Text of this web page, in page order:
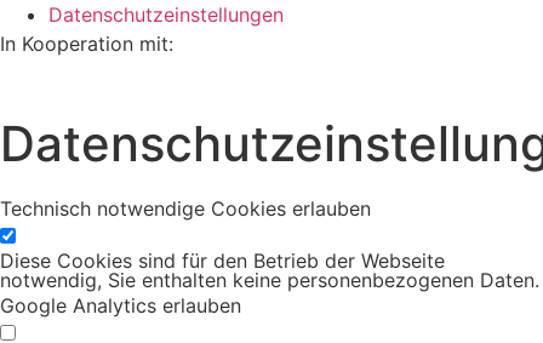
Datenschutzeinstellungen
In Kooperation mit:
Technisch notwendige Cookies erlauben
Diese Cookies sind für den Betrieb der Webseite
notwendig, Sie enthalten keine personenbezogenen Daten.
Google Analytics erlauben